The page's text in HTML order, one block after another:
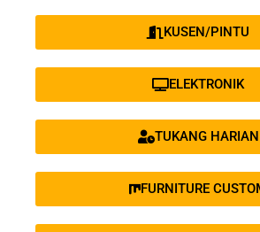
KUSEN/PINTU
ELEKTRONIK
TUKANG HARIAN
FURNITURE